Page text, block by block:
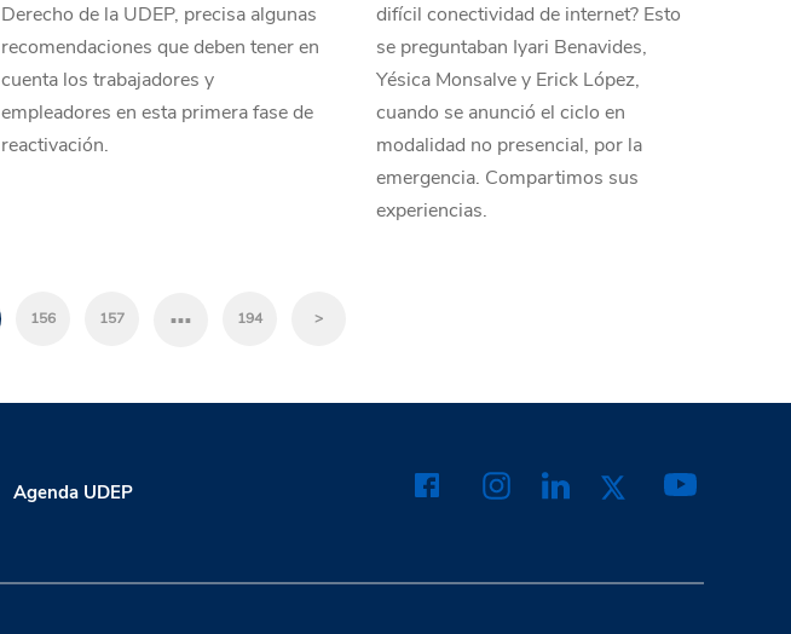
Derecho de la UDEP, precisa algunas
recomendaciones que deben tener en
cuenta los trabajadores y
empleadores en esta primera fase de
reactivación.
difícil conectividad de internet? Esto
se preguntaban Iyari Benavides,
Yésica Monsalve y Erick López,
cuando se anunció el ciclo en
modalidad no presencial, por la
emergencia. Compartimos sus
experiencias.
156 157 … 194 >
Agenda UDEP